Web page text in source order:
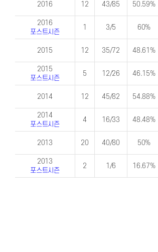
2016
2016
포스트시즌
2015
2015
포스트시즌
2014
2014
포스트시즌
2013
2013
포스트시즌
12 43/85 50.59%
1 3/5 60%
12 35/72 48.61%
5 12/26 46.15%
12 45/82 54.88%
4 16/33 48.48%
20 40/80 50%
2 1/6 16.67%